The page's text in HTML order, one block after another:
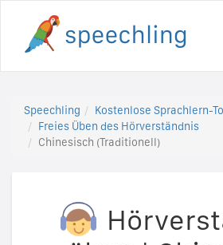
Speechling
Kostenlose Sprachlern-
Freies Üben des Hörverständnis
Chinesisch (Traditionell)